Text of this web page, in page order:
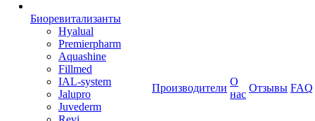
Биоревитализанты
Hyalual
Premierpharm
Aquashine
Fillmed
IAL-system
Jalupro
Juvederm
Производители
О
нас
Отзывы FAQ